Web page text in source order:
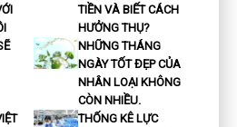
TIỀN VÀ BIẾT CÁCH
HƯỞNG THỤ?
NHỮNG THÁNG
NGÀY TỐT ĐẸP CỦA
NHÂN LOẠI KHÔNG
CÒN NHIỀU.
THỐNG KÊ LỰC